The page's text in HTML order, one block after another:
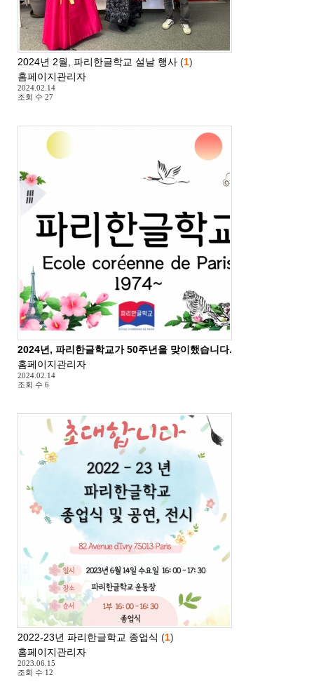
2024년 2월, 파리한글학교 설날 행사 (1)
홈페이지관리자
2024.02.14
조회 수 27
2024년, 파리한글학교가 50주년을 맞이했습니다.
홈페이지관리자
2024.02.14
조회 수 6
2022-23년 파리한글학교 종업식 (1)
홈페이지관리자
2023.06.15
조회 수 12